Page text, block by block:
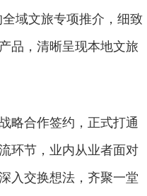
域文旅专项推介，细致
品，清晰呈现本地文旅
略合作签约，正式打通
环节，业内从业者面对
入交换想法，齐聚一堂